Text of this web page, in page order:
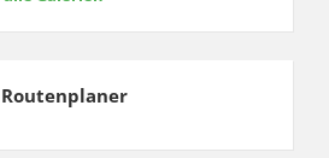
Routenplaner